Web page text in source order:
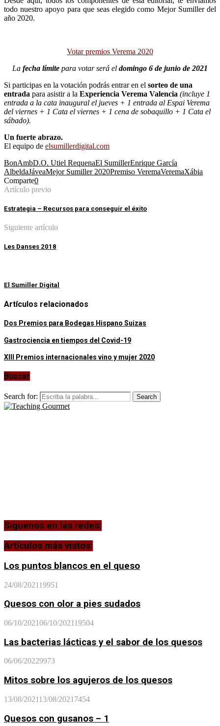
todo nuestro apoyo para que seas elegido como Mejor Sumiller del
año 2020.
Votar premios Verema 2020
La fecha límite para votar será el domingo 6 de junio de 2021
Si participas en la votación podrás entrar en el sorteo de una
entrada para asistir a la Experiencia Verema Valencia (incluye 1
entrada a la cata inaugural el jueves + 1 entrada al Espai Verema
del viernes + 1 Cata el viernes + 1 cena de sobaquillo + 1 Cata el
sábado).
Un fuerte abrazo.
El equipo de elsumillerdigital.com
BonAmbD.O. Utiel RequenaEl SumillerEnrique García
AlbeldaJáveaMejor Sumiller 2020Premiso VeremaVeremaXábia
Comparte0
Artículo previo
Estrategia – Recursos para conseguir el éxito
Siguiente artículo
Les Danses 2018
El Sumiller Digital
Artículos relacionados
Dos Premios para Bodegas Hispano Suizas
Gastrociencia en tiempos del Covid-19
XIII Premios internacionales vino y mujer 2020
Buscar
Search for: Search
Siguenos en las redes:
Artículos más vistos:
Los puntos blancos en el queso
24/08/202119951
Quesos con olor a pies sudados
06/10/202106/10/202119504
Las bacterias lácticas y el sabor de los quesos
06/06/20229973
Mitos sobre los agujeros de los quesos
13/08/202113/08/2021 7454
Quesos con gusanos – 1